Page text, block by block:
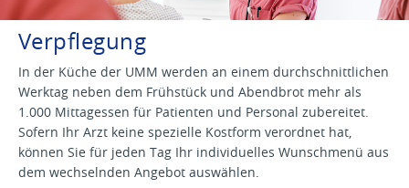
Verpflegung
In der Küche der UMM werden an einem durchschnittlichen
Werktag neben dem Frühstück und Abendbrot mehr als
1.000 Mittagessen für Patienten und Personal zubereitet.
Sofern Ihr Arzt keine spezielle Kostform verordnet hat,
können Sie für jeden Tag Ihr individuelles Wunschmenü aus
dem wechselnden Angebot auswählen.